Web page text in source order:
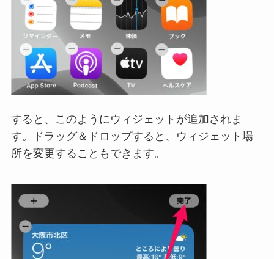
すると、このようにウィジェットが追加されま
す。ドラッグ＆ドロップすると、ウィジェット場
所を変更することもできます。